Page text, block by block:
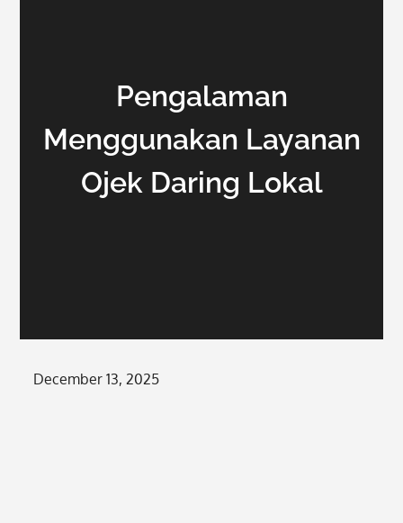
Pengalaman
Menggunakan Layanan
Ojek Daring Lokal
Posted
December 13, 2025